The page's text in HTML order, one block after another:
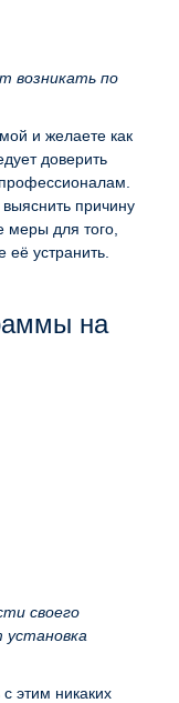
возникать по
и желаете как
доверить
причину
для того,
устранить.
на
своего
этим никаких